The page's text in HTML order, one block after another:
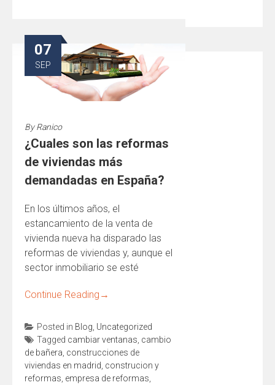
07
SEP
ByRanico
¿Cuales son las reformas
de viviendas más
demandadas en España?
En los últimos años, el
estancamiento de la venta de
vivienda nueva ha disparado las
reformas de viviendas y, aunque el
sector inmobiliario se esté
Continue Reading →
Posted in Blog Uncategorized
Tagged cambiar ventanas cambio
de bañera construcciones de
viviendas en madrid construcion y
reformas empresa de reformas